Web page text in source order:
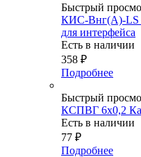
Быстрый
КИС-Внг(А)-LS
для интерфейса
Есть в наличии
358 ₽
Подробнее
Быстрый
КСПВГ 6х0,2
Есть в наличии
77 ₽
Подробнее